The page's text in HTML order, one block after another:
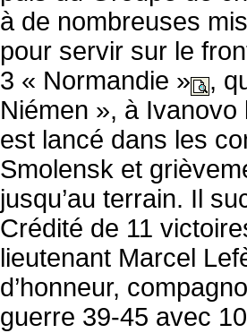
à de nombreuses
pour servir sur le
3 « Normandie »
,
Niémen », à
est lancé dans les
Smolensk et
jusqu’au terrain. Il
Crédité de 11
lieutenant Marcel
d’honneur,
guerre 39-45 avec